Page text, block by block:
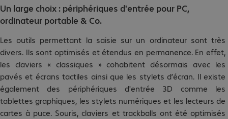
Un large choix : périphériques d'entrée pour PC,
ordinateur portable & Co.
Les outils permettant la saisie sur un ordinateur sont très
divers. Ils sont optimisés et étendus en permanence. En effet,
les claviers « classiques » cohabitent désormais avec les
pavés et écrans tactiles ainsi que les stylets d’écran. Il existe
également des périphériques d'entrée 3D comme les
tablettes graphiques, les stylets numériques et les lecteurs de
cartes à puce. Souris, claviers et trackballs ont été optimisés